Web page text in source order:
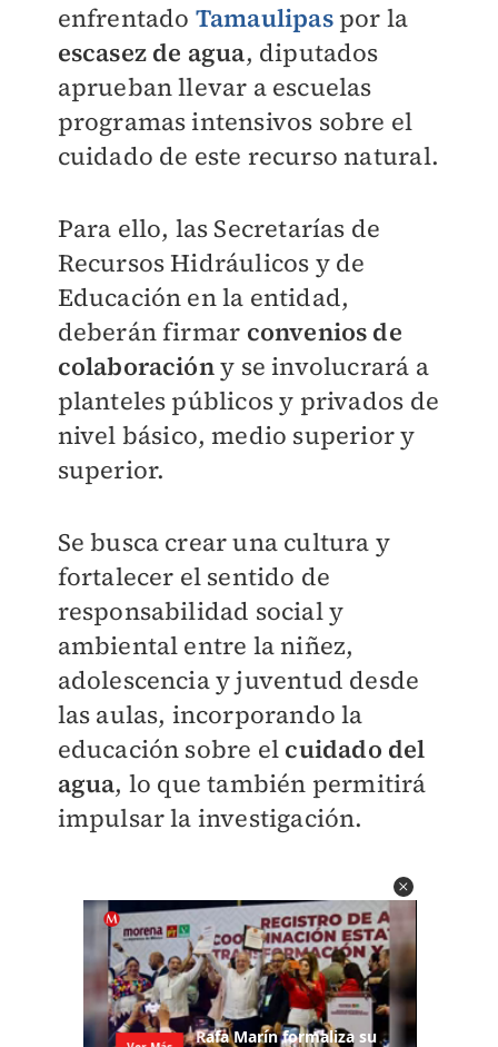
enfrentado Tamaulipas por la
escasez de agua, diputados
aprueban llevar a escuelas
programas intensivos sobre el
cuidado de este recurso natural.
Para ello, las Secretarías de
Recursos Hidráulicos y de
Educación en la entidad,
deberán firmar convenios de
colaboracióny se involucrará a
planteles públicos y privados de
nivel básico, medio superior y
superior.
Se busca crear una cultura y
fortalecer el sentido de
responsabilidad social y
ambiental entre la niñez,
adolescencia y juventud desde
las aulas, incorporando la
educación sobre el cuidado del
agua, lo que también permitirá
impulsar la investigación.